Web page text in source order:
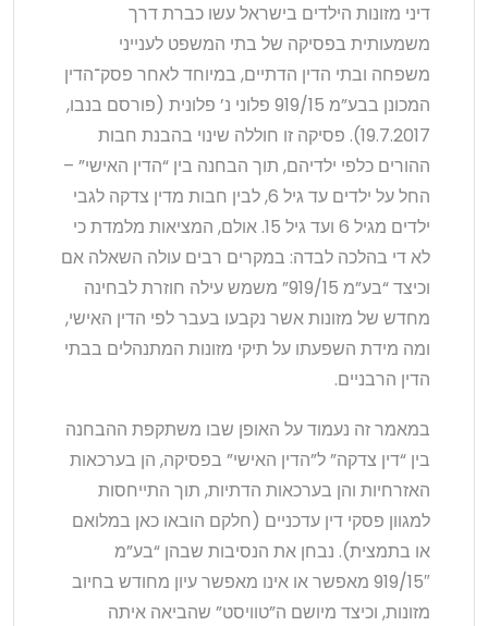
דיני מזונות הילדים בישראל עשו כברת דרך
משמעותית בפסיקה של בתי המשפט לענייני
משפחה ובתי הדין הדתיים, במיוחד לאחר פסק־הדין
המכונן בבע”מ 919/15 פלוני נ’ פלונית (פורסם בנבו,
19.7.2017). פסיקה זו חוללה שינוי בהבנת חבות
ההורים כלפי ילדיהם, תוך הבחנה בין “הדין האישי” –
החל על ילדים עד גיל 6, לבין חבות מדין צדקה לגבי
ילדים מגיל 6 ועד גיל 15. אולם, המציאות מלמדת כי
לא די בהלכה לבדה: במקרים רבים עולה השאלה אם
וכיצד “בע”מ 919/15” משמש עילה חוזרת לבחינה
מחדש של מזונות אשר נקבעו בעבר לפי הדין האישי,
ומה מידת השפעתו על תיקי מזונות המתנהלים בבתי
הדין הרבניים.
במאמר זה נעמוד על האופן שבו משתקפת ההבחנה
בין “דין צדקה” ל”הדין האישי” בפסיקה, הן בערכאות
האזרחיות והן בערכאות הדתיות, תוך התייחסות
למגוון פסקי דין עדכניים (חלקם הובאו כאן במלואם
או בתמצית). נבחן את הנסיבות שבהן “בע”מ
919/15″ מאפשר או אינו מאפשר עיון מחודש בחיוב
מזונות, וכיצד מיושם ה”טוויסט” שהביאה איתה